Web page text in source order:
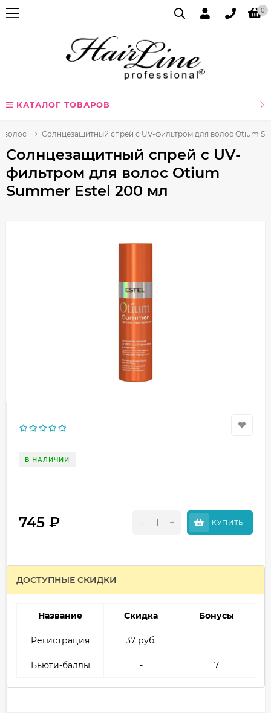
0
КАТАЛОГ ТОВАРОВ
волос Солнцезащитный спрей с UV-фильтром для волос Otium
Солнцезащитный спрей с UV-
фильтром для волос Otium
Summer Estel 200 мл
В НАЛИЧИИ
745 ₽ - + КУПИТЬ
ДОСТУПНЫЕ СКИДКИ
Название Скидка Бонусы
Регистрация 37 руб.
Бьюти-баллы - 7